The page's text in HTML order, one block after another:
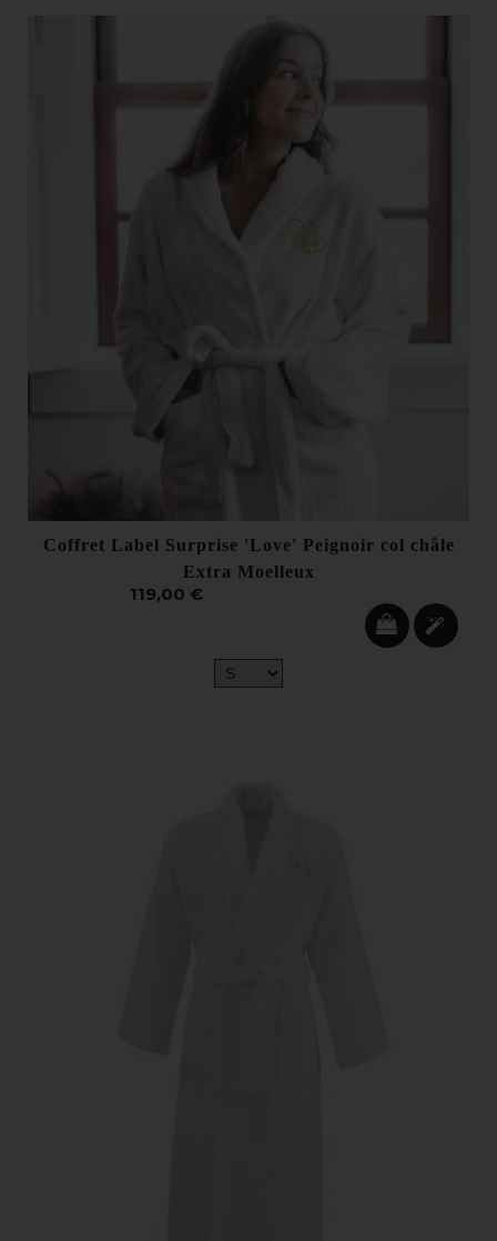
Coffret Label Surprise 'Love' Peignoir col châle
Extra Moelleux
119,00 €